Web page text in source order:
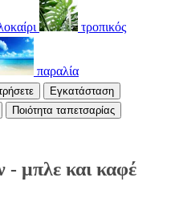
τροπικός
παραλία
Εγκατάσταση
Ποιότητα ταπετσαρίας
- μπλε και καφέ